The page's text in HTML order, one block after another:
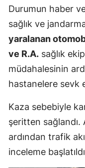
Durumun haber
sağlık ve
yaralanan
ve R.A. sağlık
müdahalesinin
hastanelere sevk
Kaza sebebiyle
şeritten sağlandı.
ardından trafik
inceleme